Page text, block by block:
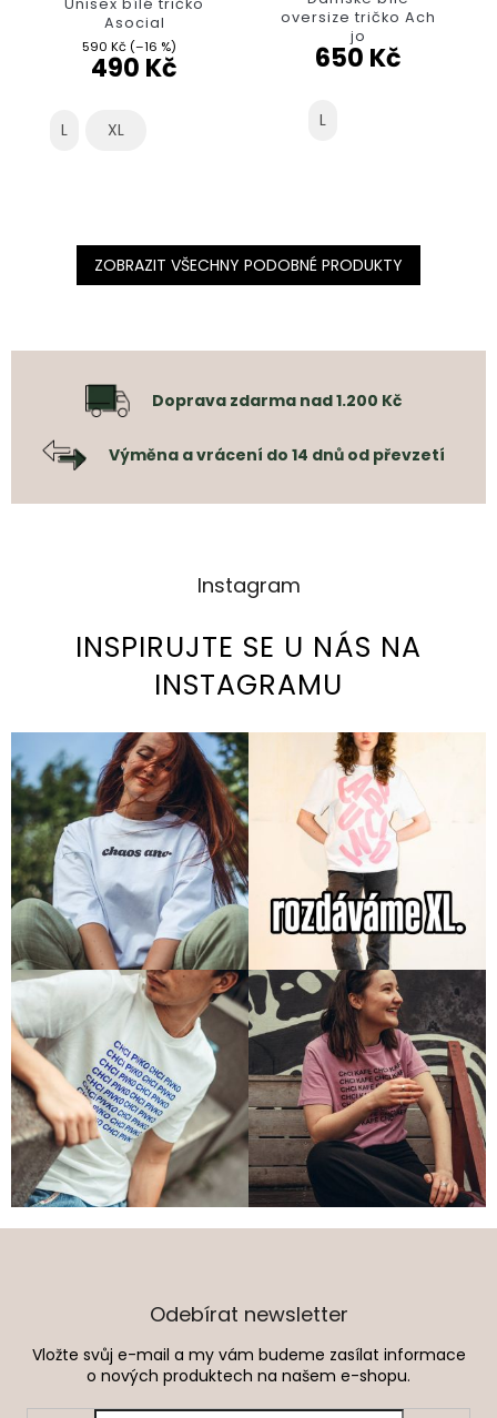
Unisex bílé tričko
Asocial
590 Kč (–16 %)
490 Kč
L XL
oversize tričko Ach
jo
650 Kč
L
ZOBRAZIT VŠECHNY PODOBNÉ PRODUKTY
Doprava zdarma nad 1.200 Kč
Výměna a vrácení do 14 dnů od převzetí
Instagram
INSPIRUJTE SE U NÁS NA
INSTAGRAMU
Z
Odebírat newsletter
Vložte svůj e-mail a my vám budeme zasílat informace
o nových produktech na našem e-shopu.